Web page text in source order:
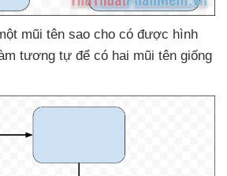
mũi tên sao cho có được hình
tương tự để có hai mũi tên giống